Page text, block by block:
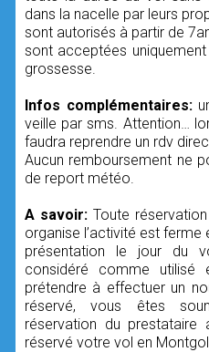
dans la nacelle par leurs
sont autorisés à partir de
sont acceptées
grossesse.
Infos complémentaires:
veille par sms. Attention…
faudra reprendre un rdv
Aucun remboursement ne
de report météo.
A savoir:Toute
organise l’activité est ferme
présentation le jour du
considéré comme
prétendre à effectuer un
réservé, vous êtes
réservation du
réservé votre vol en